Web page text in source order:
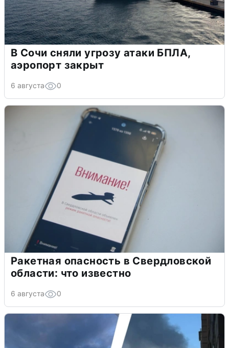
В Сочи сняли угрозу атаки БПЛА,
аэропорт закрыт
6 августа 0
Ракетная опасность в Свердловской
области: что известно
6 августа 0